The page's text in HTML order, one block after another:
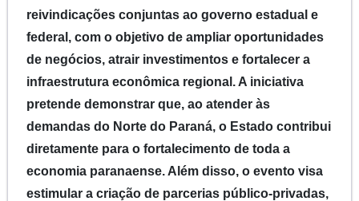
reivindicações conjuntas ao governo estadual e
federal, com o objetivo de ampliar oportunidades
de negócios, atrair investimentos e fortalecer a
infraestrutura econômica regional. A iniciativa
pretende demonstrar que, ao atender às
demandas do Norte do Paraná, o Estado contribui
diretamente para o fortalecimento de toda a
economia paranaense. Além disso, o evento visa
estimular a criação de parcerias público-privadas,